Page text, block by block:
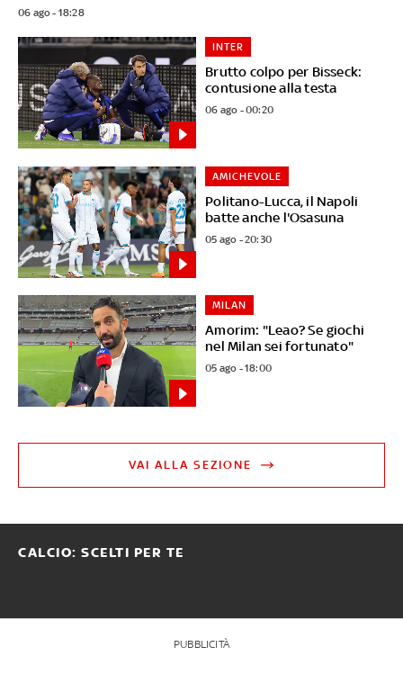
06 ago - 18:28
Brutto colpo per Bisseck:
contusione alla testa
INTER
06 ago - 00:20
Politano-Lucca, il Napoli
batte anche l'Osasuna
AMICHEVOLE
05 ago - 20:30
Amorim: "Leao? Se giochi
nel Milan sei fortunato"
MILAN
05 ago - 18:00
VAI ALLA SEZIONE
CALCIO: SCELTI PER TE
PUBBLICITÀ